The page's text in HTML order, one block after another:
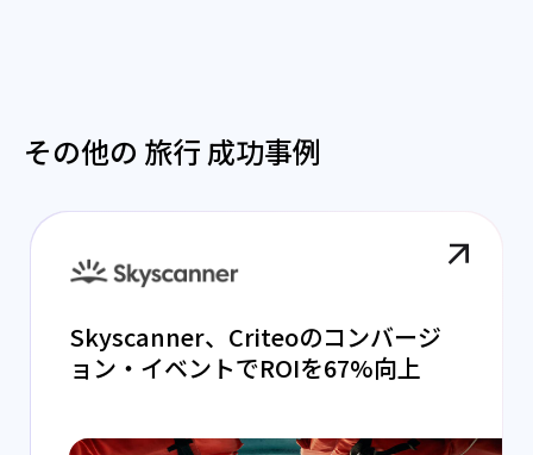
その他の 旅行 成功事例
Skyscanner、Criteoのコンバージ
ョン・イベントでROIを67%向上